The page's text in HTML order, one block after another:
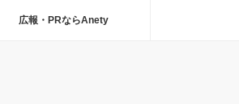
広報・PRならAnety